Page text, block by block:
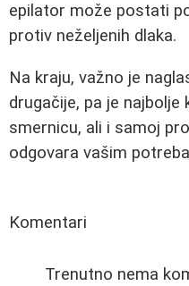
epilator može postati
protiv neželjenih dlaka.
Na kraju, važno je
drugačije, pa je
smernicu, ali i samoj
odgovara vašim
Komentari
Trenutno nema